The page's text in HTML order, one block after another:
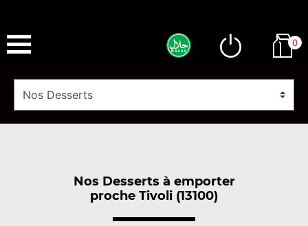
0
Nos Desserts à emporter
proche Tivoli (13100)